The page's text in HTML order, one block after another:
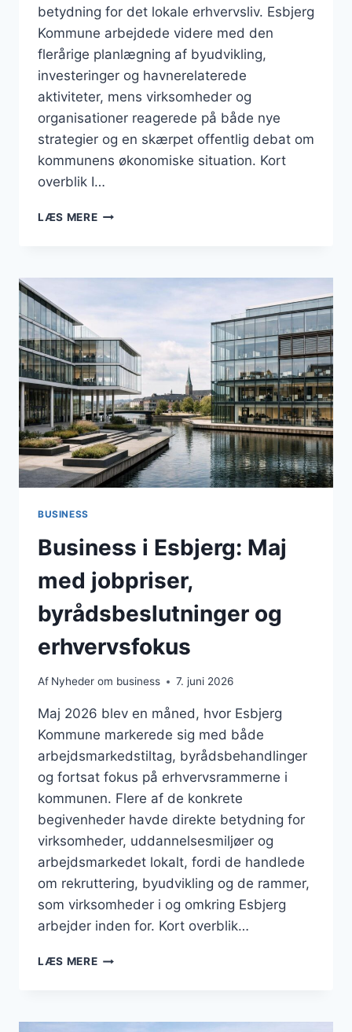
betydning for det lokale erhvervsliv. Esbjerg
Kommune arbejdede videre med den
flerårige planlægning af byudvikling,
investeringer og havnerelaterede
aktiviteter, mens virksomheder og
organisationer reagerede på både nye
strategier og en skærpet offentlig debat om
kommunens økonomiske situation. Kort
overblik I…
LÆS MEREBUSINESS
2026
PRÆG
NY
KOMMUNEPLAN,
STRAM
ØKONOMI
OG
STRATEGISK
HAVNEFOKUS
BUSINESS
Business i Esbjerg: Maj
med jobpriser,
byrådsbeslutninger og
erhvervsfokus
Af Nyheder om business 7. juni 2026
Maj 2026 blev en måned, hvor Esbjerg
Kommune markerede sig med både
arbejdsmarkedstiltag, byrådsbehandlinger
og fortsat fokus på erhvervsrammerne i
kommunen. Flere af de konkrete
begivenheder havde direkte betydning for
virksomheder, uddannelsesmiljøer og
arbejdsmarkedet lokalt, fordi de handlede
om rekruttering, byudvikling og de rammer,
som virksomheder i og omkring Esbjerg
arbejder inden for. Kort overblik…
LÆS MEREBUSINESS
MED